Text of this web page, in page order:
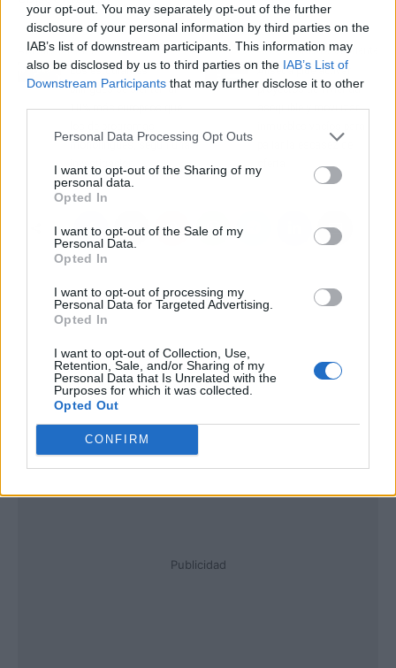
your opt-out. You may separately opt-out of the further
disclosure of your personal information by third parties on the
IAB’s list of downstream participants. This information may
also be disclosed by us to third parties on the IAB’s List of
Downstream Participants that may further disclose it to other
Personal Data Processing Opt Outs
I want to opt-out of the Sharing of my
personal data.
Opted In
I want to opt-out of the Sale of my
Personal Data.
Opted In
I want to opt-out of processing my
Personal Data for Targeted Advertising.
Opted In
I want to opt-out of Collection, Use,
Retention, Sale, and/or Sharing of my
Personal Data that Is Unrelated with the
Purposes for which it was collected.
Opted Out
CONFIRM
Artículo anterior
Los estudiantes
bilingües se sienten un
10% más europeos que
monolingües, según una
investigación
Artículo siguiente
Aliseda pide activar
proyectos de vivienda
asequible y movilizar
paliar la escasez de
Publicidad